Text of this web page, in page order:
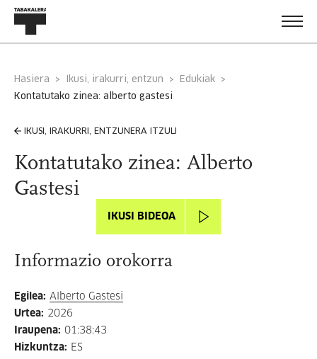
Hasiera Ikusi, irakurri, entzun
Edukiak
kontatutako zinea: alberto gastesi
IKUSI, IRAKURRI, ENTZUNERA ITZULI
Kontatutako zinea: Alberto
Gastesi
IKUSI BIDEOA
Informazio orokorra
Egilea: Alberto Gastesi
Urtea: 2026
Iraupena: 01:38:43
Hizkuntza: ES